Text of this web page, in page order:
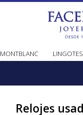
MONTBLANC
Relojes